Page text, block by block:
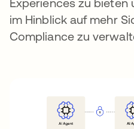
Experiences zu
im Hinblick auf mehr
Compliance zu